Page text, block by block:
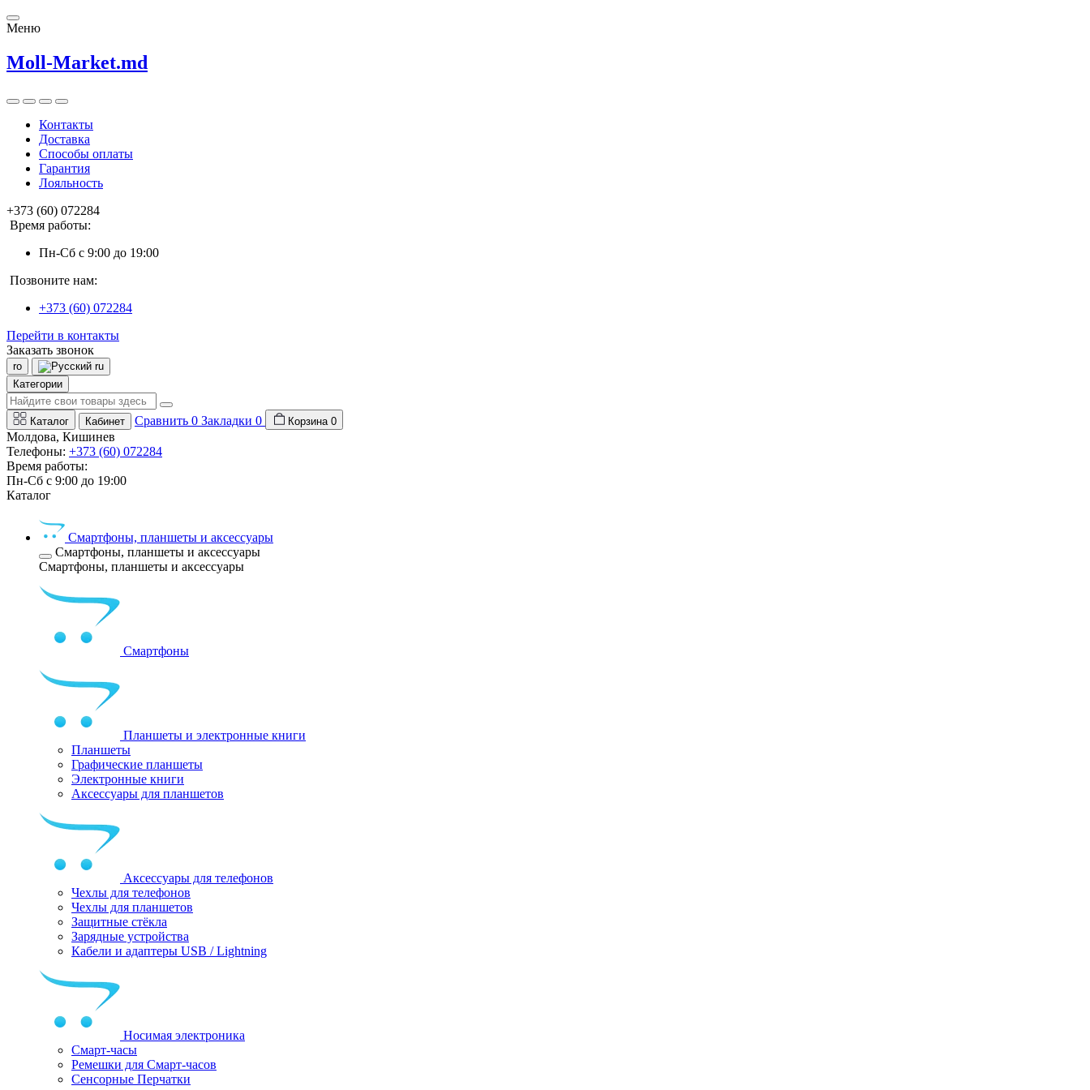
Меню
Moll-Market.md
Контакты
Доставка
Способы оплаты
Гарантия
Лояльность
+373 (60) 072284
Время работы:
Пн-Сб с 9:00 до 19:00
Позвоните нам:
+373 (60) 072284
Перейти в контакты
Заказать звонок
ro
ru
Категории
Каталог Кабинет Сравнить 0 Закладки 0 Корзина 0
Молдова, Кишинев
Телефоны: +373 (60) 072284
Время работы:
Пн-Сб с 9:00 до 19:00
Каталог
Смартфоны, планшеты и аксессуары
Смартфоны, планшеты и аксессуары
Смартфоны, планшеты и аксессуары
Смартфоны
Планшеты и электронные книги
Планшеты
Графические планшеты
Электронные книги
Аксессуары для планшетов
Аксессуары для телефонов
Чехлы для телефонов
Чехлы для планшетов
Защитные стёкла
Зарядные устройства
Кабели и адаптеры USB / Lightning
Носимая электроника
Смарт-часы
Ремешки для Смарт-часов
Сенсорные Перчатки